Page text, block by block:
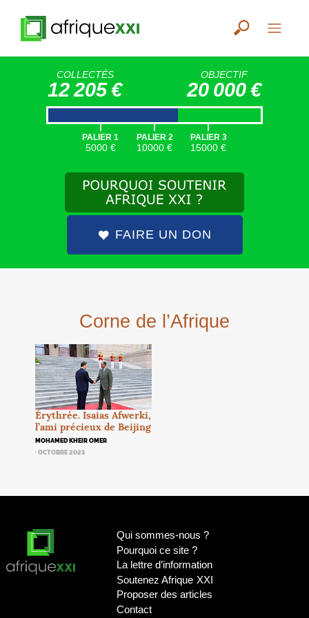
COLLECTÉS
12 205 €
OBJECTIF
20 000 €
|
PALIER 1
5000 €
|
PALIER 2
10000 €
|
PALIER 3
15000 €
FAIRE UN DON
Corne de l’Afrique
Érythrée. Isaias Afwerki,
l’ami précieux de Beijing
MOHAMED KHEIR OMER
· OCTOBRE 2023
Qui sommes-nous ?
Pourquoi ce site ?
La lettre d’information
Soutenez Afrique XXI
Proposer des articles
Contact